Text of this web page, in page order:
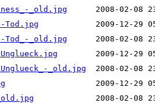
_old.jpg
Tod.jpg
Tod_-_old.jpg
Unglueck_-_old.jpg